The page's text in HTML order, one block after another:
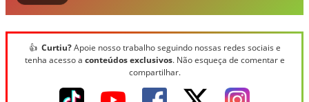
👍 Curtiu?Apoie nosso trabalho seguindo nossas redes sociais e
tenha acesso a conteúdos exclusivos. Não esqueça de comentar e
compartilhar.